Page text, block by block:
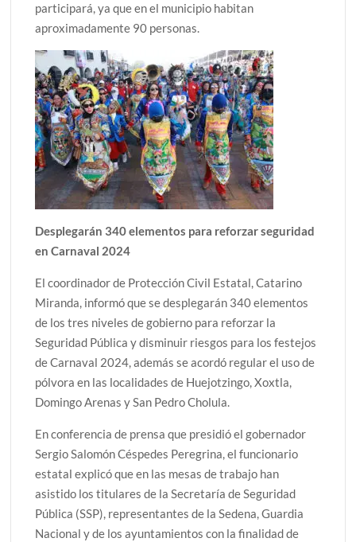
participará, ya que en el municipio habitan
aproximadamente 90 personas.
Desplegarán 340 elementos para reforzar seguridad
en Carnaval 2024
El coordinador de Protección Civil Estatal, Catarino
Miranda, informó que se desplegarán 340 elementos
de los tres niveles de gobierno para reforzar la
Seguridad Pública y disminuir riesgos para los festejos
de Carnaval 2024, además se acordó regular el uso de
pólvora en las localidades de Huejotzingo, Xoxtla,
Domingo Arenas y San Pedro Cholula.
En conferencia de prensa que presidió el gobernador
Sergio Salomón Céspedes Peregrina, el funcionario
estatal explicó que en las mesas de trabajo han
asistido los titulares de la Secretaría de Seguridad
Pública (SSP), representantes de la Sedena, Guardia
Nacional y de los ayuntamientos con la finalidad de